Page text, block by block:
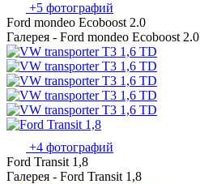
+5 фотографий
Ford mondeo Ecoboost 2.0
Галерея - Ford mondeo Ecoboost 2.0
+4 фотографий
Ford Transit 1,8
Галерея - Ford Transit 1,8